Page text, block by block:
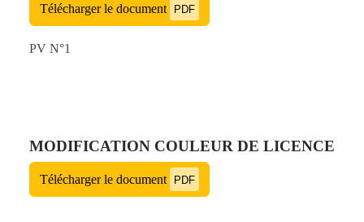
Télécharger le document PDF
PV N°1
MODIFICATION COULEUR DE LICENCE
Télécharger le document PDF